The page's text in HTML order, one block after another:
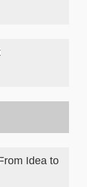
Idea to